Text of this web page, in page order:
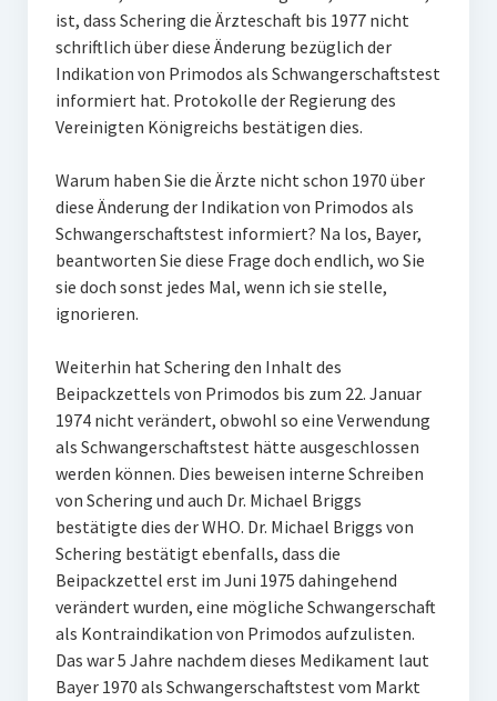
ist, dass Schering die Ärzteschaft bis 1977 nicht
schriftlich über diese Änderung bezüglich der
Indikation von Primodos als Schwangerschaftstest
informiert hat. Protokolle der Regierung des
Vereinigten Königreichs bestätigen dies.
Warum haben Sie die Ärzte nicht schon 1970 über
diese Änderung der Indikation von Primodos als
Schwangerschaftstest informiert? Na los, Bayer,
beantworten Sie diese Frage doch endlich, wo Sie
sie doch sonst jedes Mal, wenn ich sie stelle,
ignorieren.
Weiterhin hat Schering den Inhalt des
Beipackzettels von Primodos bis zum 22. Januar
1974 nicht verändert, obwohl so eine Verwendung
als Schwangerschaftstest hätte ausgeschlossen
werden können. Dies beweisen interne Schreiben
von Schering und auch Dr. Michael Briggs
bestätigte dies der WHO. Dr. Michael Briggs von
Schering bestätigt ebenfalls, dass die
Beipackzettel erst im Juni 1975 dahingehend
verändert wurden, eine mögliche Schwangerschaft
als Kontraindikation von Primodos aufzulisten.
Das war 5 Jahre nachdem dieses Medikament laut
Bayer 1970 als Schwangerschaftstest vom Markt